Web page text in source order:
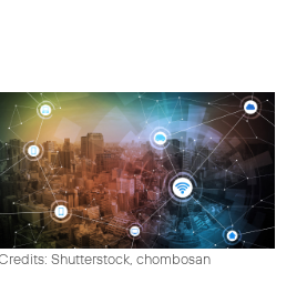
Shutterstock, chombosan